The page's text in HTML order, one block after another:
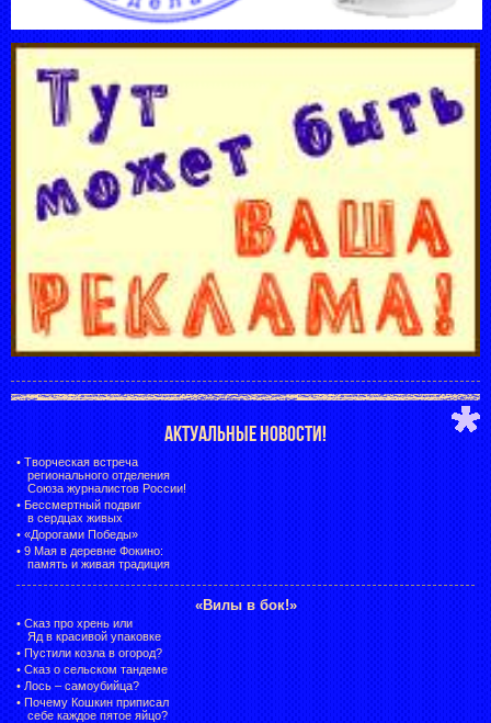
АКТУАЛЬНЫЕ НОВОСТИ!
• Творческая встреча
регионального отделения
Союза журналистов России!
• Бессмертный подвиг
в сердцах живых
• «Дорогами Победы»
• 9 Мая в деревне Фокино:
память и живая традиция
«Вилы в бок!»
• Сказ про хрень или
Яд в красивой упаковке
• Пустили козла в огород?
• Сказ о сельском тандеме
• Лось – самоубийца?
• Почему Кошкин приписал
себе каждое пятое яйцо?